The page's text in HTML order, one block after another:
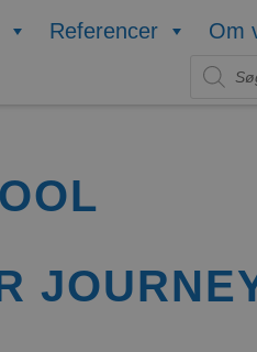
Referencer Om